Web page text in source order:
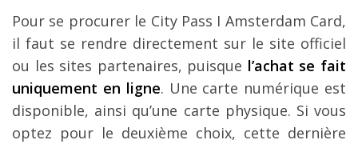
Pour se procurer le City Pass I Amsterdam Card,
il faut se rendre directement sur le site officiel
ou les sites partenaires, puisque l’achat se fait
uniquement en ligne. Une carte numérique est
disponible, ainsi qu’une carte physique. Si vous
optez pour le deuxième choix, cette dernière